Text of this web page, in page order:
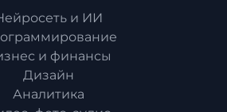
и ИИ
и финансы
Дизайн
Аналитика